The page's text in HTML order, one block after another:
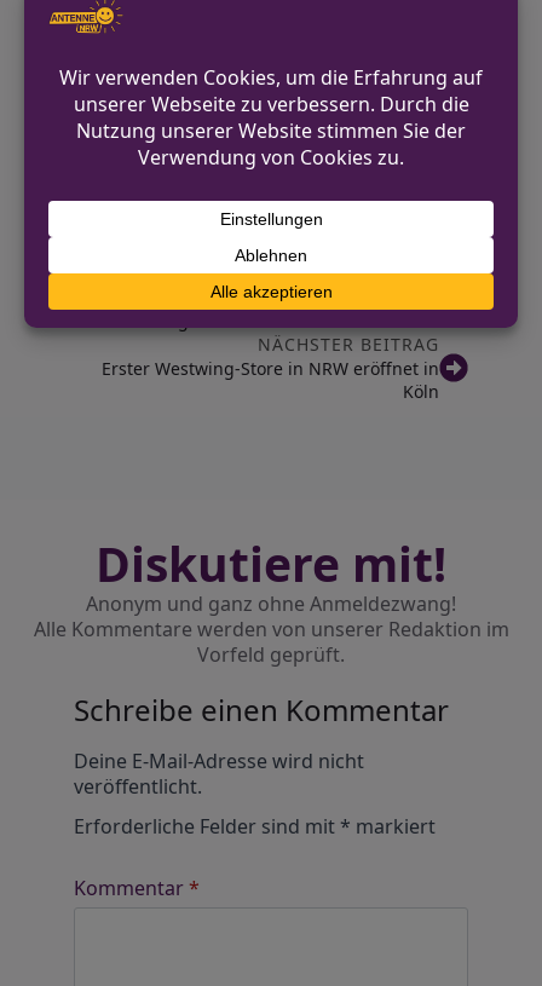
Für die Fans in Köln ist dies ein
nur die Musik, sondern auch die
gesamte Bühnenshow im Mittelpunkt
steht.
Aachener Zeitung, dpa.
VORHERIGER BEITRAG
Rot gefärbter Rhein: Polizei beruhigt Bürger
NÄCHSTER BEITRAG
Erster Westwing-Store in NRW eröffnet in
Köln
Diskutiere mit!
Anonym und ganz ohne Anmeldezwang!
Alle Kommentare werden von unserer Redaktion im
Vorfeld geprüft.
Schreibe einen Kommentar
Deine E-Mail-Adresse wird nicht
veröffentlicht.
Erforderliche Felder sind mit* markiert
Kommentar*